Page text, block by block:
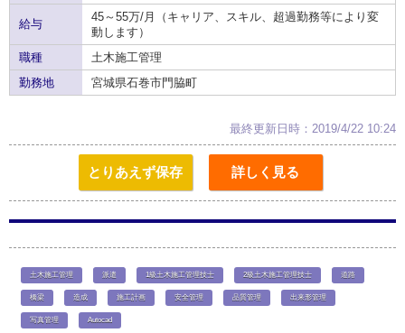
給与
45～55万/月（キャリア、スキル、超過勤務等により変
動します）
職種
土木施工管理
勤務地
宮城県石巻市門脇町
最終更新日時：2019/4/22 10:24
とりあえず保存 詳しく見る
土木施工管理 派遣 1級土木施工管理技士 2級土木施工管理技士 道路
橋梁 造成 施工計画 安全管理 品質管理 出来形管理
写真管理 Autocad